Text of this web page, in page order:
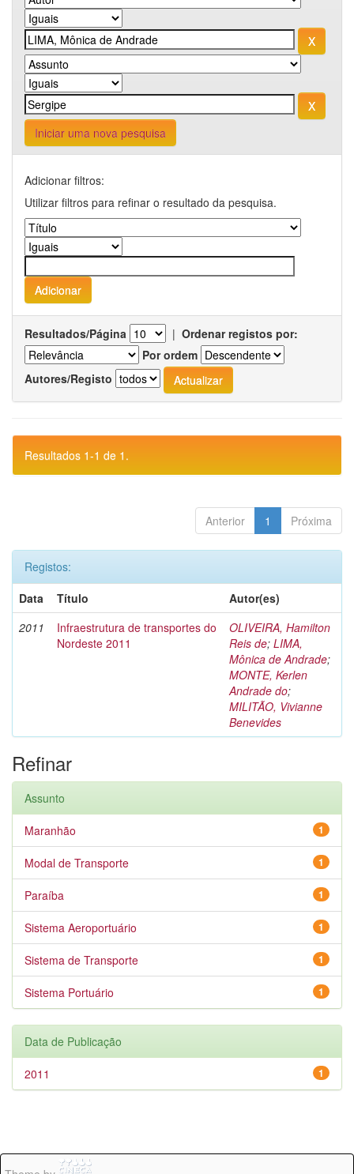
Iniciar uma nova pesquisa
Adicionar filtros:
Utilizar filtros para refinar o resultado da pesquisa.
Resultados/Página | Ordenar registos por:
Por ordem
Autores/Registo
Resultados 1-1 de 1.
Anterior 1 Próxima
Registos:
Data
Título
Autor(es)
2011
Infraestrutura de transportes do
Nordeste 2011
OLIVEIRA, Hamilton
Reis de; LIMA,
Mônica de Andrade;
MONTE, Kerlen
Andrade do;
MILITÃO, Vivianne
Benevides
Refinar
Assunto
1
Maranhão
1
Modal de Transporte
1
Paraíba
1
Sistema Aeroportuário
1
Sistema de Transporte
1
Sistema Portuário
Data de Publicação
1
2011